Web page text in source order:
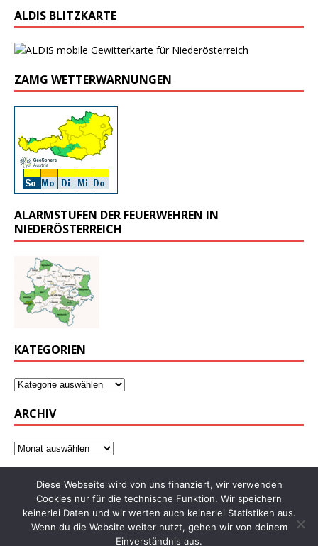
ALDIS BLITZKARTE
ZAMG WETTERWARNUNGEN
ALARMSTUFEN DER FEUERWEHREN IN
NIEDERÖSTERREICH
KATEGORIEN
ARCHIV
Diese Webseite wird von uns finanziert, wir verwenden
Cookies nur für die technische Funktion. Wir speichern
keinerlei Daten und wir werten auch keinerlei Statistiken aus.
Wenn du die Website weiter nutzt, gehen wir von deinem
Einverständnis aus.